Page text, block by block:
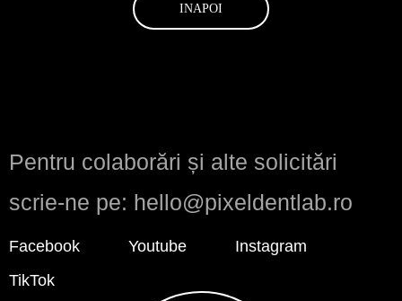
INAPOI
Pentru colaborări și alte solicitări
scrie-ne pe: hello@pixeldentlab.ro
Facebook Youtube
Instagram
TikTok